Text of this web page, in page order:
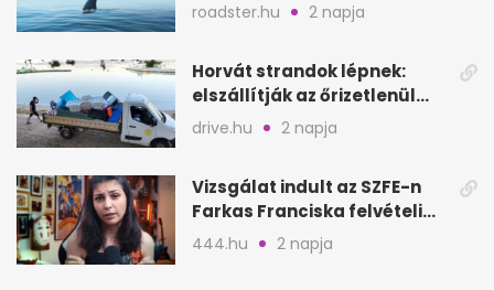
roadster.hu 2 napja
Horvát strandok lépnek:
elszállítják az őrizetlenül
hagyott törölközőket
drive.hu 2 napja
Vizsgálat indult az SZFE-n
Farkas Franciska felvételi
videója után
444.hu 2 napja